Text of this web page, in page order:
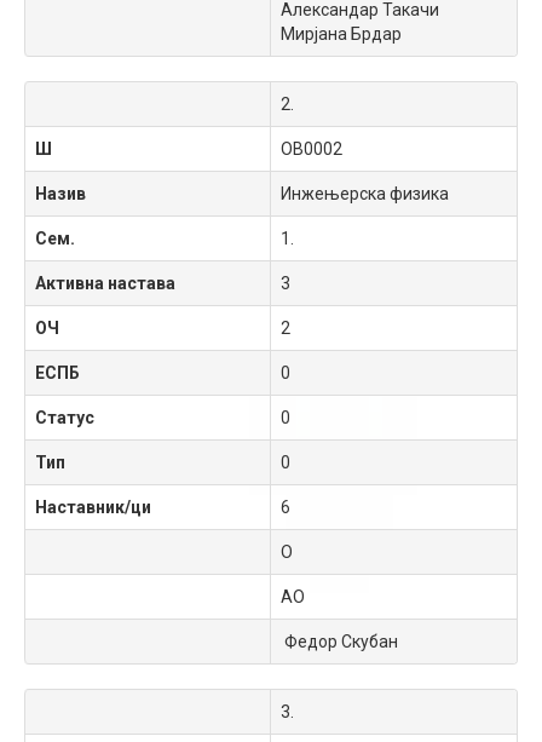
Александар Такачи
Мирјана Брдар
2.
Ш OB0002
Назив Инжењерска физика
Сем. 1.
Активна настава 3
ОЧ 2
ЕСПБ 0
Статус 0
Тип 0
Наставник/ци 6
О
АО
Федор Скубан
3.